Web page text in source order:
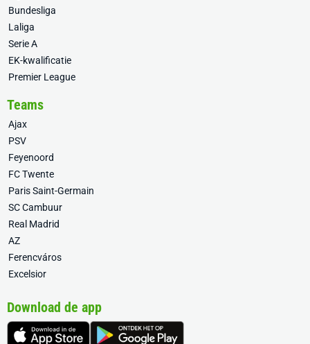
Bundesliga
Laliga
Serie A
EK-kwalificatie
Premier League
Teams
Ajax
PSV
Feyenoord
FC Twente
Paris Saint-Germain
SC Cambuur
Real Madrid
AZ
Ferencváros
Excelsior
Download de app